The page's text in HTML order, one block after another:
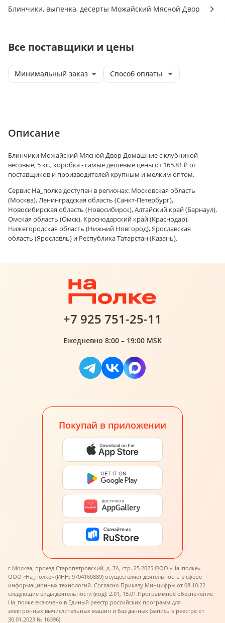
Блинчики, выпечка, десерты Можайский Мясной Двор
Все поставщики и цены
Минимальный заказ Способ оплаты
Описание
Блинчики Можайский Мясной Двор Домашние с клубникой
весовые, 5 кг., коробка - самые дешевые цены от 165.81 ₽ от
поставщиков и производителей крупным и мелким оптом.
Сервис На_полке доступен в регионах: Московская область
(Москва), Ленинградская область (Санкт-Петербург),
Новосибирская область (Новосибирск), Алтайский край (Барнаул),
Омская область (Омск), Краснодарский край (Краснодар),
Нижегородская область (Нижний Новгород), Ярославская
область (Ярославль) и Республика Татарстан (Казань).
+7 925 751-25-11
Ежедневно 8:00 – 19:00 MSK
Покупай в приложении
г Москва, проезд Старопетровский, д. 7А, стр. 25 2025 ООО «На_полке».
ООО «На_полке» (ИНН: 9704160889) осуществляет деятельность в сфере
информационных технологий. Согласно Приказу Минцифры от 08.10.22
следующие виды деятельности (код): 2.01, 15.01.Программное обеспечение
На_полке включено в Единый реестр российских программ для
электронных вычислительных машин и баз данных (запись в реестре от
30.01.2023 № 16396).